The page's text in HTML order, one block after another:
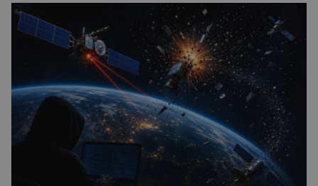
z City University of New York a King’s College
London ukazuje, že někteří choboti, včetně
populárního systému Grok od firmy xAI Elona
Muska, mají tendenci podporovat bludné
představy […]